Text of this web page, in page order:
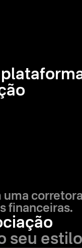
uma
financeiras.
seu estilo